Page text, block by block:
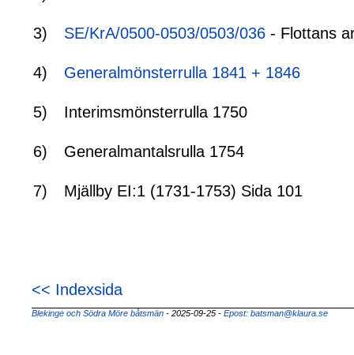
3) SE/KrA/0500-0503/0503/036 - Flottans
4) Generalmönsterrulla 1841 + 1846
5) Interimsmönsterrulla 1750
6) Generalmantalsrulla 1754
7) Mjällby EI:1 (1731-1753) Sida 101
<< Indexsida
Blekinge och Södra Möre båtsmän - 2025-09-25 - Epost: batsman@klaura.se